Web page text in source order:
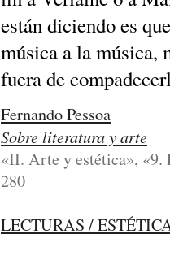
están diciendo es
música a la música,
fuera de
Fernando Pessoa
Sobre literatura y arte
«II. Arte y estética», «9.
280
LECTURAS /